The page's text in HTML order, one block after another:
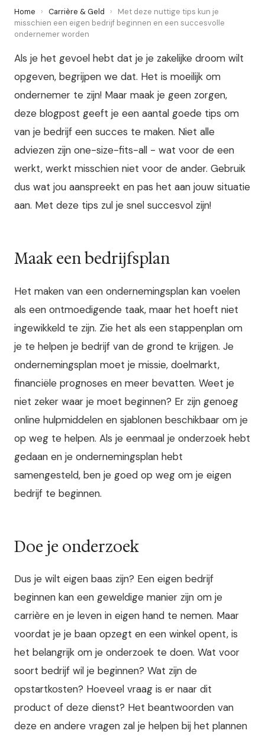
Home › Carrière & Geld ›
Met deze nuttige tips kun je
misschien een eigen bedrijf beginnen en een succesvolle
ondernemer worden
Als je het gevoel hebt dat je je zakelijke droom wilt
opgeven, begrijpen we dat. Het is moeilijk om
ondernemer te zijn! Maar maak je geen zorgen,
deze blogpost geeft je een aantal goede tips om
van je bedrijf een succes te maken. Niet alle
adviezen zijn one-size-fits-all - wat voor de een
werkt, werkt misschien niet voor de ander. Gebruik
dus wat jou aanspreekt en pas het aan jouw situatie
aan. Met deze tips zul je snel succesvol zijn!
Maak een bedrijfsplan
Het maken van een ondernemingsplan kan voelen
als een ontmoedigende taak, maar het hoeft niet
ingewikkeld te zijn. Zie het als een stappenplan om
je te helpen je bedrijf van de grond te krijgen. Je
ondernemingsplan moet je missie, doelmarkt,
financiële prognoses en meer bevatten. Weet je
niet zeker waar je moet beginnen? Er zijn genoeg
online hulpmiddelen en sjablonen beschikbaar om je
op weg te helpen. Als je eenmaal je onderzoek hebt
gedaan en je ondernemingsplan hebt
samengesteld, ben je goed op weg om je eigen
bedrijf te beginnen.
Doe je onderzoek
Dus je wilt eigen baas zijn? Een eigen bedrijf
beginnen kan een geweldige manier zijn om je
carrière en je leven in eigen hand te nemen. Maar
voordat je je baan opzegt en een winkel opent, is
het belangrijk om je onderzoek te doen. Wat voor
soort bedrijf wil je beginnen? Wat zijn de
opstartkosten? Hoeveel vraag is er naar dit
product of deze dienst? Het beantwoorden van
deze en andere vragen zal je helpen bij het plannen